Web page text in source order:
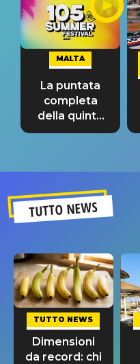
MALTA
La puntata
completa
della quinta
tappa
TUTTO NEWS
TUTTO NEWS
Dimensioni
da record: chi